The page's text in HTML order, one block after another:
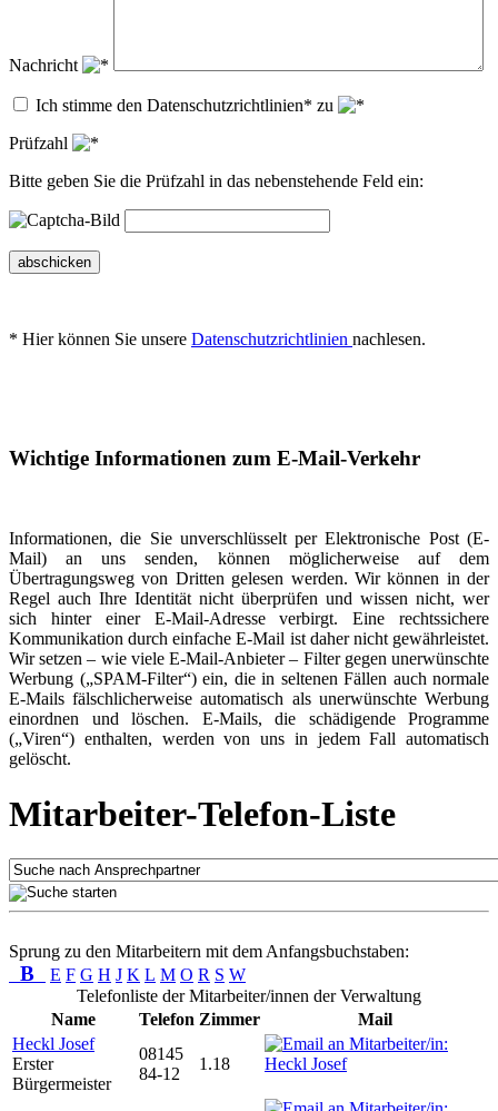
Nachricht
Ich stimme den Datenschutzrichtlinien* zu
Prüfzahl
Bitte geben Sie die Prüfzahl in das nebenstehende Feld ein:
abschicken
* Hier können Sie unsere Datenschutzrichtlinien nachlesen.
Wichtige Informationen zum E-Mail-Verkehr
Informationen, die Sie unverschlüsselt per Elektronische Post (E-
Mail) an uns senden, können möglicherweise auf dem
Übertragungsweg von Dritten gelesen werden. Wir können in der
Regel auch Ihre Identität nicht überprüfen und wissen nicht, wer
sich hinter einer E-Mail-Adresse verbirgt. Eine rechtssichere
Kommunikation durch einfache E-Mail ist daher nicht gewährleistet.
Wir setzen – wie viele E-Mail-Anbieter – Filter gegen unerwünschte
Werbung („SPAM-Filter“) ein, die in seltenen Fällen auch normale
E-Mails fälschlicherweise automatisch als unerwünschte Werbung
einordnen und löschen. E-Mails, die schädigende Programme
(„Viren“) enthalten, werden von uns in jedem Fall automatisch
gelöscht.
Mitarbeiter-Telefon-Liste
Sprung zu den Mitarbeitern mit dem Anfangsbuchstaben:
B E F G H J K L M O R S W
Telefonliste der Mitarbeiter/innen der Verwaltung
Name
Telefon Zimmer
Mail
Heckl Josef
Erster
Bürgermeister
08145
84-12
1.18